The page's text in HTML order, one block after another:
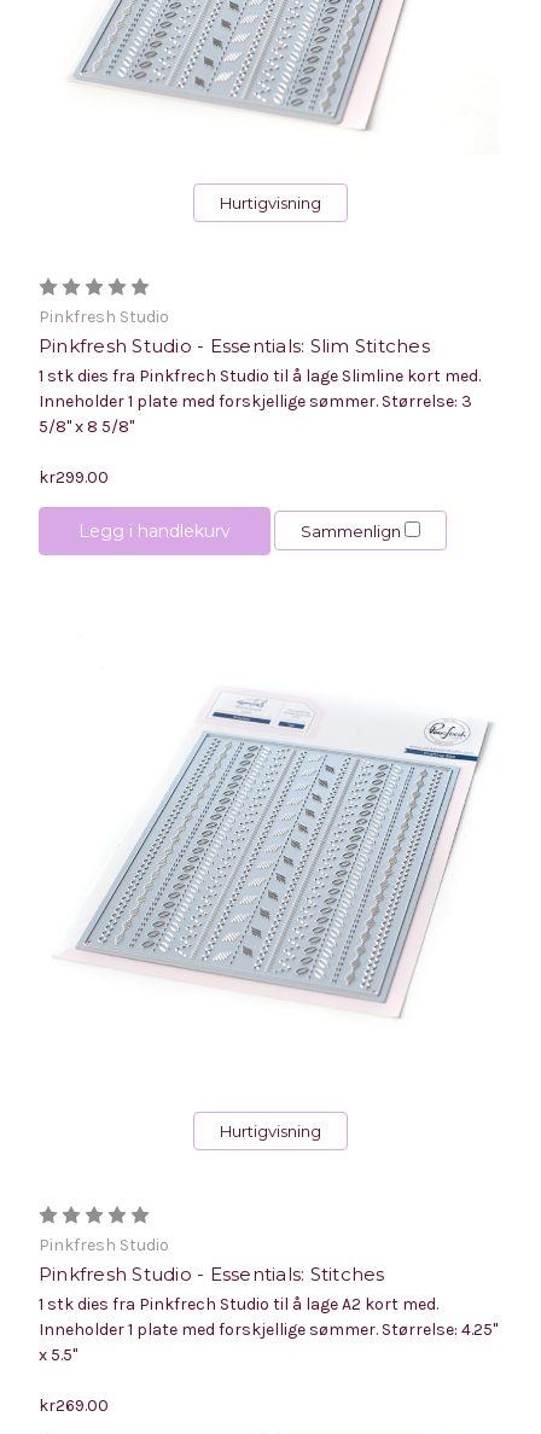
Hurtigvisning
Pinkfresh Studio
Pinkfresh Studio - Essentials: Slim Stitches
1 stk dies fra Pinkfrech Studio til å lage Slimline kort med.
Inneholder 1 plate med forskjellige sømmer. Størrelse: 3
5/8" x 8 5/8"
kr299.00
Legg i handlekurv Sammenlign
Hurtigvisning
Pinkfresh Studio
Pinkfresh Studio - Essentials: Stitches
1 stk dies fra Pinkfrech Studio til å lage A2 kort med.
Inneholder 1 plate med forskjellige sømmer. Størrelse: 4.25"
x 5.5"
kr269.00